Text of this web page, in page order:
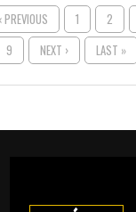
‹ PREVIOUS 1 2
9 NEXT › LAST »